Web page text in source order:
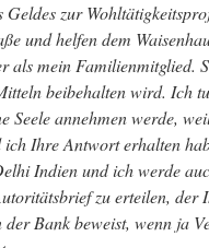
Geldes zur
und helfen dem
als mein Familienmitglied.
beibehalten wird. Ich
Seele annehmen werde,
Ihre Antwort erhalten
Indien und ich werde
zu erteilen, der
der Bank beweist, wenn ja